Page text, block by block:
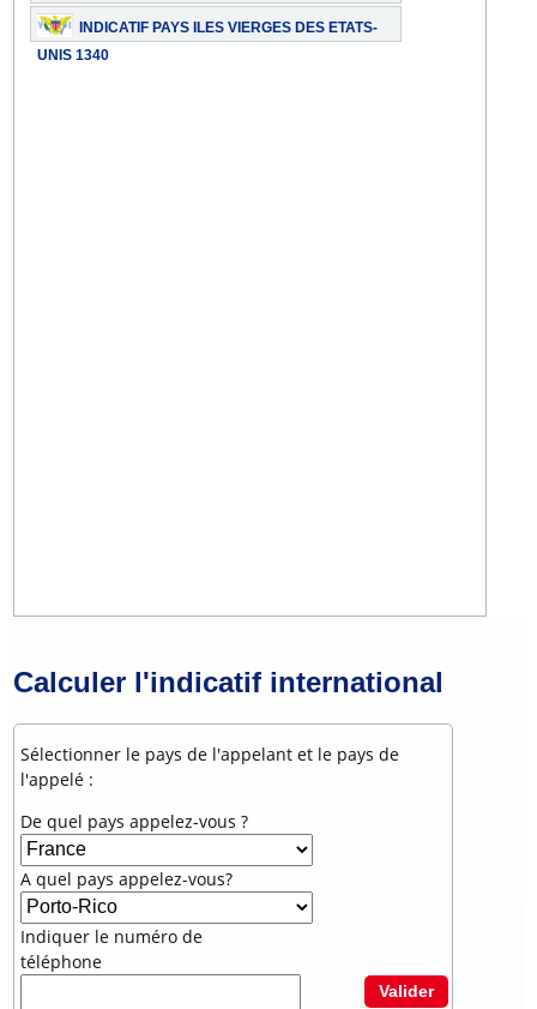
INDICATIF PAYS ILES VIERGES DES ETATS-
UNIS 1340
Calculer l'indicatif international
Sélectionner le pays de l'appelant et le pays de
l'appelé :
De quel pays appelez-vous ?
A quel pays appelez-vous?
Indiquer le numéro de
téléphone
Valider